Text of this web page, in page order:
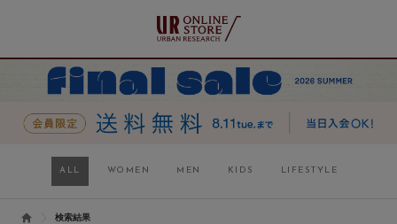
ALL WOMEN MEN KIDS LIFESTYLE
検索結果